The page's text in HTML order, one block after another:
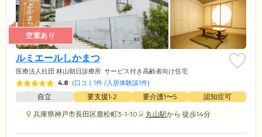
空室あり
ルミエールしかまつ
医療法人社団 林山朝日診療所 サービス付き高齢者向け住宅
4.8 (口コミ1件 /入居体験談1件)
自立 要支援1•2 要介護1〜5
認知症可
兵庫県神戸市長田区鹿松町3-1-10
丸山駅から 徒歩14分